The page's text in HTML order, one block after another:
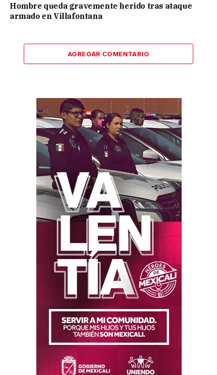
Hombre queda gravemente herido tras ataque
armado en Villafontana
AGREGAR COMENTARIO